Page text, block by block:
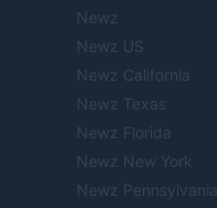
Newz
Newz US
Newz California
Newz Texas
Newz Florida
Newz New York
Newz Pennsylvania